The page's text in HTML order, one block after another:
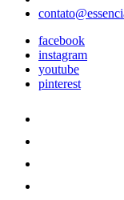
facebook
instagram
youtube
pinterest